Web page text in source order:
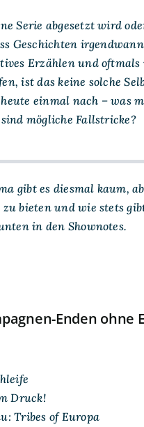
Serie abgesetzt wird
Geschichten
Erzählen und
ist das keine solche
einmal nach – was
mögliche Fallstricke?
gibt es diesmal kaum,
bieten und wie stets
in den Shownotes.
Enden ohne
Druck!
Tribes of Europa